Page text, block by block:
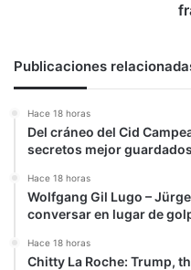
Publicaciones
Hace 18 horas
Del cráneo del Cid
secretos mejor
Hace 18 horas
Wolfgang Gil Lugo –
conversar en lugar de
Hace 18 horas
Chitty La Roche: Trump,